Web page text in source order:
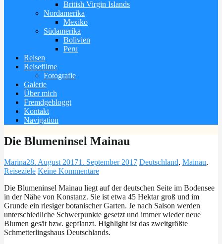
British Virgin Islands
Nordamerika
Mexiko
Südamerika
Bolivien
Peru
Reisen
Reisefilme
Fotografie
Galerie
Über mich
Fremdgebloggt
Kontakt
Navigation
Die Blumeninsel Mainau
Marina28. August 20171. September 2017 Deutschland, Mainau,
Reiseziele Keine Kommentare
Die Blumeninsel Mainau liegt auf der deutschen Seite im Bodensee
in der Nähe von Konstanz. Sie ist etwa 45 Hektar groß und im
Grunde ein riesiger botanischer Garten. Je nach Saison werden
unterschiedliche Schwerpunkte gesetzt und immer wieder neue
Blumen gesät bzw. gepflanzt. Highlight ist das zweitgrößte
Schmetterlingshaus Deutschlands.